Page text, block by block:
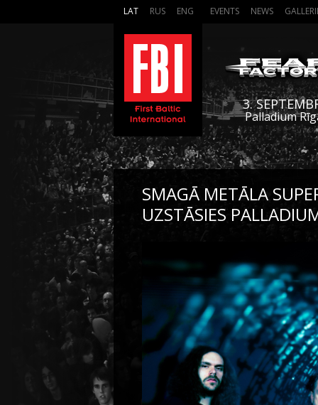
LAT RUS ENG EVENTS NEWS
3.
Palladium
SMAGĀ METĀLA
UZSTĀSIES